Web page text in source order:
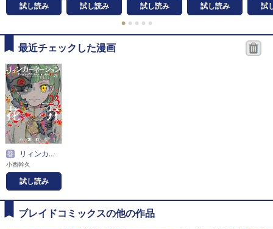
試し読み 試し読み 試し読み 試し読み 試
● ● ● ● ●
最近チェックした漫画
巻 リィンカーネーションの花弁
小西幹久
試し読み
ブレイドコミックスの他の作品